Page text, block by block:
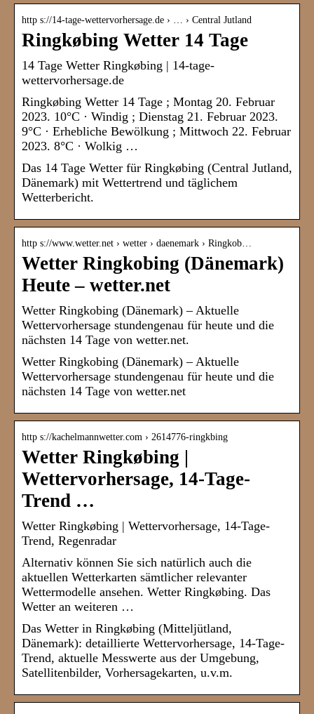
http s://14-tage-wettervorhersage.de › … › Central Jutland
Ringkøbing Wetter 14 Tage
14 Tage Wetter Ringkøbing | 14-tage-
wettervorhersage.de
Ringkøbing Wetter 14 Tage ; Montag 20. Februar
2023. 10°C · Windig ; Dienstag 21. Februar 2023.
9°C · Erhebliche Bewölkung ; Mittwoch 22. Februar
2023. 8°C · Wolkig …
Das 14 Tage Wetter für Ringkøbing (Central Jutland,
Dänemark) mit Wettertrend und täglichem
Wetterbericht.
http s://www.wetter.net › wetter › daenemark › Ringkob…
Wetter Ringkobing (Dänemark)
Heute – wetter.net
Wetter Ringkobing (Dänemark) – Aktuelle
Wettervorhersage stundengenau für heute und die
nächsten 14 Tage von wetter.net.
Wetter Ringkobing (Dänemark) – Aktuelle
Wettervorhersage stundengenau für heute und die
nächsten 14 Tage von wetter.net
http s://kachelmannwetter.com › 2614776-ringkbing
Wetter Ringkøbing |
Wettervorhersage, 14-Tage-
Trend …
Wetter Ringkøbing | Wettervorhersage, 14-Tage-
Trend, Regenradar
Alternativ können Sie sich natürlich auch die
aktuellen Wetterkarten sämtlicher relevanter
Wettermodelle ansehen. Wetter Ringkøbing. Das
Wetter an weiteren …
Das Wetter in Ringkøbing (Mitteljütland,
Dänemark): detaillierte Wettervorhersage, 14-Tage-
Trend, aktuelle Messwerte aus der Umgebung,
Satellitenbilder, Vorhersagekarten, u.v.m.